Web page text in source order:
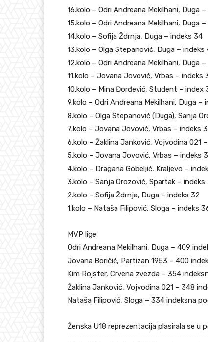
16.kolo – Odri Andreana Mekilhani, Duga
15.kolo – Odri Andreana Mekilhani, Duga
14.kolo – Sofija Ždrnja, Duga – indeks 34
13.kolo – Olga Stepanović, Duga – indeks
12.kolo – Odri Andreana Mekilhani, Duga
11.kolo – Jovana Jovović, Vrbas – indeks
10.kolo – Mina Đorđević, Student – index
9.kolo – Odri Andreana Mekilhani, Duga –
8.kolo – Olga Stepanović (Duga), Sanja
7.kolo – Jovana Jovović, Vrbas – indeks
6.kolo – Žaklina Janković, Vojvodina 021
5.kolo – Jovana Jovović, Vrbas – indeks
4.kolo – Dragana Gobeljić, Kraljevo –
3.kolo – Sanja Orozović, Spartak – indeks
2.kolo – Sofija Ždrnja, Duga – indeks 32
1.kolo – Nataša Filipović, Sloga – indeks
MVP lige
Odri Andreana Mekilhani, Duga – 409
Jovana Boričić, Partizan 1953 – 400
Kim Rojster, Crvena zvezda – 354
Žaklina Janković, Vojvodina 021 – 348
Nataša Filipović, Sloga – 334 indeksna
Ženska U18 reprezentacija plasirala se u